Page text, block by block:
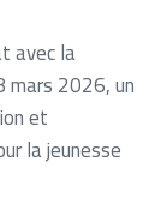
avec la
mars 2026, un
et
la jeunesse